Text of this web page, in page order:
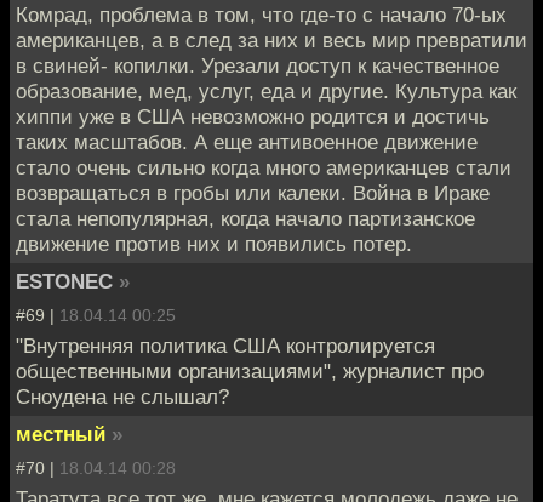
Комрад, проблема в том, что где-то с начало 70-ых
американцев, а в след за них и весь мир превратили
в свиней- копилки. Урезали доступ к качественное
образование, мед, услуг, еда и другие. Культура как
хиппи уже в США невозможно родится и достичь
таких масштабов. А еще антивоенное движение
стало очень сильно когда много американцев стали
возвращаться в гробы или калеки. Война в Ираке
стала непопулярная, когда начало партизанское
движение против них и появились потер.
ESTONEC »
#69 | 18.04.14 00:25
"Внутренняя политика США контролируется
общественными организациями", журналист про
Сноудена не слышал?
местный »
#70 | 18.04.14 00:28